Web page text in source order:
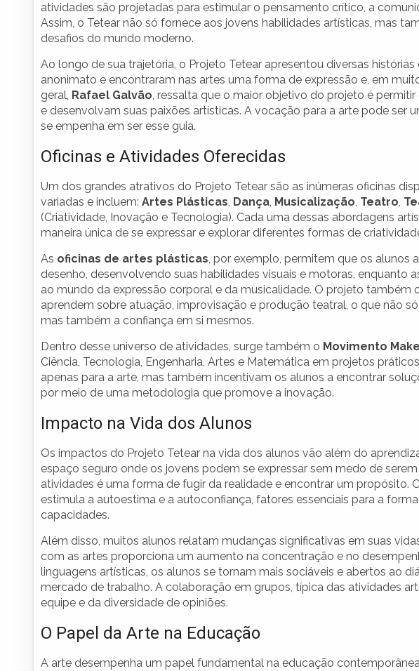
atividades são projetadas para estimular o pensamento crítico, a
Assim, o Tetear não só fornece aos jovens habilidades artísticas, mas
desafios do mundo moderno.
Ao longo de sua trajetória, o Projeto Tetear apresentou diversas
anonimato e encontraram nas artes uma forma de expressão e, em
geral, Rafael Galvão, ressalta que o maior objetivo do projeto é
e desenvolvam suas paixões artísticas. A vocação para a arte pode ser
se empenha em ser esse guia.
Oficinas e Atividades Oferecidas
Um dos grandes atrativos do Projeto Tetear são as inúmeras oficinas
variadas e incluem: Artes Plásticas, Dança, Musicalização, Teatro,
(Criatividade, Inovação e Tecnologia). Cada uma dessas abordagens
maneira única de se expressar e explorar diferentes formas de
As oficinas de artes plásticas, por exemplo, permitem que os alunos
desenho, desenvolvendo suas habilidades visuais e motoras, enquanto
ao mundo da expressão corporal e da musicalidade. O projeto também
aprendem sobre atuação, improvisação e produção teatral, o que não
mas também a confiança em si mesmos.
Dentro desse universo de atividades, surge também o Movimento
Ciência, Tecnologia, Engenharia, Artes e Matemática em projetos
apenas para a arte, mas também incentivam os alunos a encontrar
por meio de uma metodologia que promove a inovação.
Impacto na Vida dos Alunos
Os impactos do Projeto Tetear na vida dos alunos vão além do
espaço seguro onde os jovens podem se expressar sem medo de
atividades é uma forma de fugir da realidade e encontrar um propósito.
estimula a autoestima e a autoconfiança, fatores essenciais para a
capacidades.
Além disso, muitos alunos relatam mudanças significativas em suas
com as artes proporciona um aumento na concentração e no
linguagens artísticas, os alunos se tornam mais sociáveis e abertos ao
mercado de trabalho. A colaboração em grupos, típica das atividades
equipe e da diversidade de opiniões.
O Papel da Arte na Educação
A arte desempenha um papel fundamental na educação